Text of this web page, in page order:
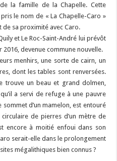
la famille de la Chapelle. Cette
le nom de « La Chapelle-Caro »
de sa proximité avec Caro.
et Le Roc-Saint-André lui prévôt
2016, devenue commune nouvelle.
menhirs, une sorte de cairn, un
dont les tables sont renversées.
trouve un beau et grand dolmen,
a servi de refuge à une pauvre
d’un mamelon, est entouré
circulaire de pierres d’un mètre de
encore à moitié enfoui dans son
serait-elle dans le prolongement
mégalithiques bien connus ?